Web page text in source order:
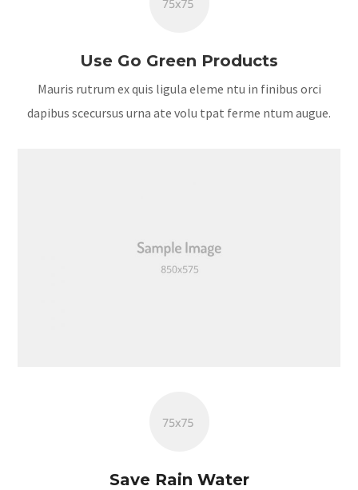
Use Go Green Products
Mauris rutrum ex quis ligula eleme ntu in finibus orci
dapibus scecursus urna ate volu tpat ferme ntum augue.
Save Rain Water